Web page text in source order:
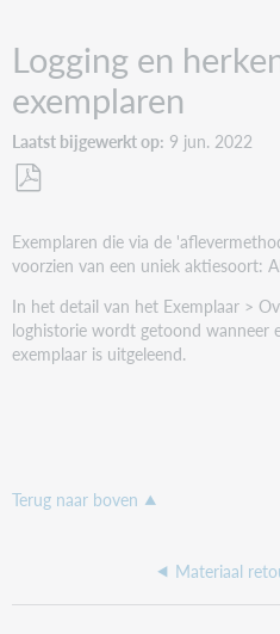
Logging en
exemplaren
Laatst bijgewerkt op 9 jun. 2022
PDF
opslaan
Exemplaren die via de
voorzien van een uniek aktiesoort:
In het detail van het Exemplaar >
loghistorie wordt getoond wanneer
exemplaar is uitgeleend.
Terug naar boven
Materiaal